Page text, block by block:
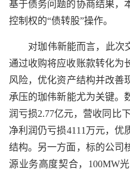
基于债务问题的协商结果，
控制权的“债转股”操作。
对珈伟新能而言，此次交
通过收购将应收账款转化为
风险，优化资产结构并改
承压的珈伟新能尤为关键。
润亏损2.77亿元，营收同比
净利润仍亏损4111万元，优
结构。另一方面，标的公司
源业务高度契合，100MW